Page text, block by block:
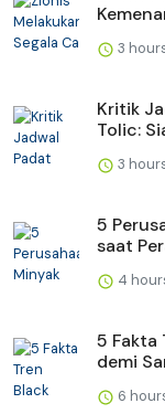
3
Kritik
Tolic:
3
5
saat
4
5 Fakta
demi
6